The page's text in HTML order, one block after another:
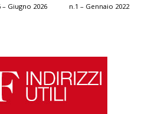
– Giugno 2026 n.1 – Gennaio 2022